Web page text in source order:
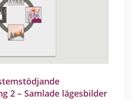
2 – Samlade lägesbilder